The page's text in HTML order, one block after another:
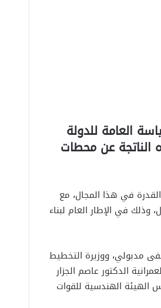
العامة للدولة
الناتجة عن محطات
في هذا المجال، مع
وذلك في الإطار العام لبناء
مدبولي، ووزيرة التخطيط
الدكتور عاصم الجزار
الهيئة الهندسية للقوات